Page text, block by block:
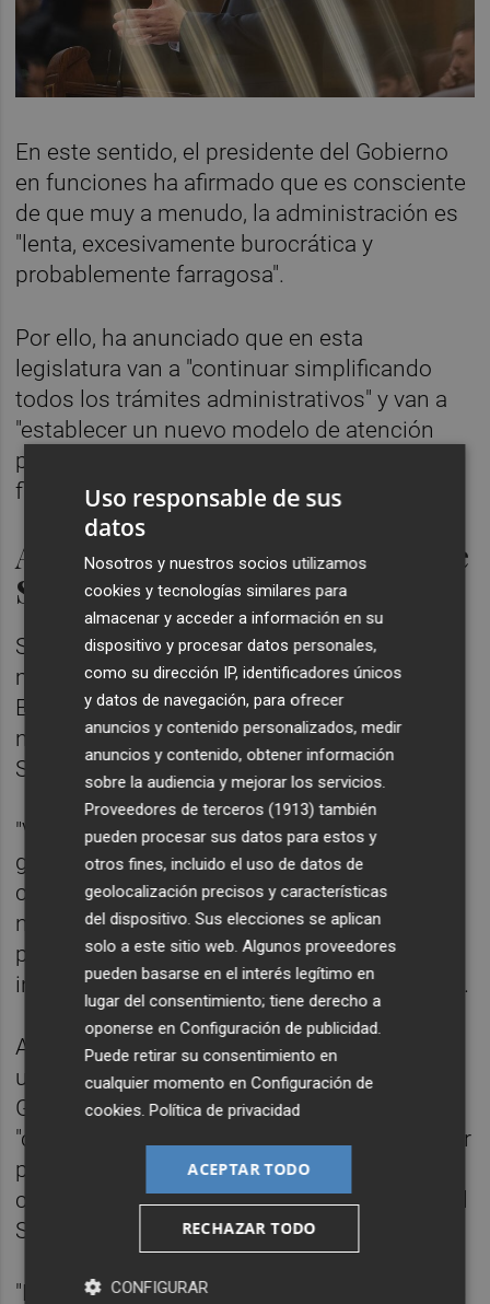
En este sentido, el presidente del Gobierno
en funciones ha afirmado que es consciente
de que muy a menudo, la administración es
"lenta, excesivamente burocrática y
probablemente farragosa".
Por ello, ha anunciado que en esta
legislatura van a "continuar simplificando
todos los trámites administrativos" y van a
"establecer un nuevo modelo de atención
presencial a la ciudadanía con horarios
flexibles y sin cita previa obligatoria".
Anuncia un pacto de Estado de
Salud Mental
Sánchez se ha comprometido este
miércoles a llevar a cabo un gran pacto de
Estado de Salud Mental que aumentará el
número de psicólogos y psiquiatras en el
Sistema Nacional de Salud (SNS).
"Vamos a reducir los tiempos de espera y a
garantizar que en España no haya un solo
ciudadano que necesite ayuda psicológica y
no pueda obtenerla", ha afirmado durante su
primera intervención en el debate de
investidura en el Congreso de los Diputados.
Así, durante su discurso ha señalado que
uno de los "grandes compromisos" de su
Gobierno en la próxima legislatura es
"continuar reforzando el Estado del Bienestar
para mejorar la vida de la gente". Y, para
conseguirlo, pretende centrase en reforzar el
Sistema Nacional de Salud.
"Es inadmisible que un ciudadano tenga que
Uso responsable de sus
datos
Nosotros y nuestros socios utilizamos
cookies y tecnologías similares para
almacenar y acceder a información en su
dispositivo y procesar datos personales,
como su dirección IP, identificadores únicos
y datos de navegación, para ofrecer
anuncios y contenido personalizados, medir
anuncios y contenido, obtener información
sobre la audiencia y mejorar los servicios.
Proveedores de terceros (1913) también
pueden procesar sus datos para estos y
otros fines, incluido el uso de datos de
geolocalización precisos y características
del dispositivo. Sus elecciones se aplican
solo a este sitio web. Algunos proveedores
pueden basarse en el interés legítimo en
lugar del consentimiento; tiene derecho a
oponerse enConfiguración de publicidad.
Puede retirar su consentimiento en
cualquier momento enConfiguración de
cookies.Política de privacidad
ACEPTAR TODO
RECHAZAR TODO
CONFIGURAR